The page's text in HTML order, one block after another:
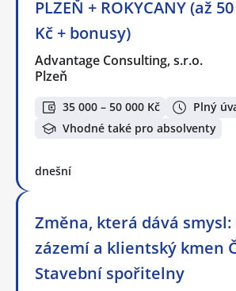
PLZEŇ + ROKYCANY (až
Kč + bonusy)
Advantage Consulting, s.r.o.
Plzeň
35 000 – 50 000 Kč
Plný
Vhodné také pro absolventy
dnešní
Změna, která dává
zázemí a klientský kmen
Stavební spořitelny